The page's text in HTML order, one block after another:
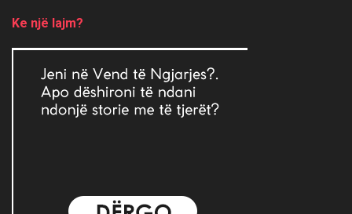
Ke një lajm?